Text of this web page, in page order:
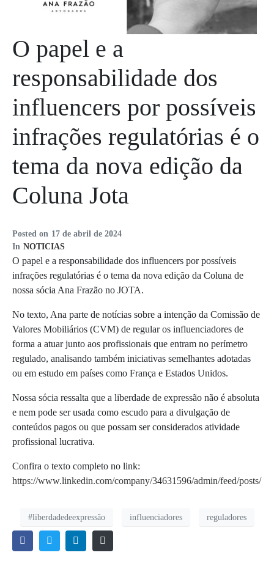
Posted on 17 de abril de 2024
In NOTICIAS
O papel e a
responsabilidade dos
influencers por possíveis
infrações regulatórias é o
tema da nova edição da
Coluna Jota
O papel e a responsabilidade dos influencers por possíveis
infrações regulatórias é o tema da nova edição da Coluna de
nossa sócia Ana Frazão no JOTA.
No texto, Ana parte de notícias sobre a intenção da Comissão de
Valores Mobiliários (CVM) de regular os influenciadores de
forma a atuar junto aos profissionais que entram no perímetro
regulado, analisando também iniciativas semelhantes adotadas
ou em estudo em países como França e Estados Unidos.
Nossa sócia ressalta que a liberdade de expressão não é absoluta
e nem pode ser usada como escudo para a divulgação de
conteúdos pagos ou que possam ser considerados atividade
profissional lucrativa.
Confira o texto completo no link:
https://www.linkedin.com/company/34631596/admin/feed/posts/
#liberdadedeexpressão influenciadores reguladores